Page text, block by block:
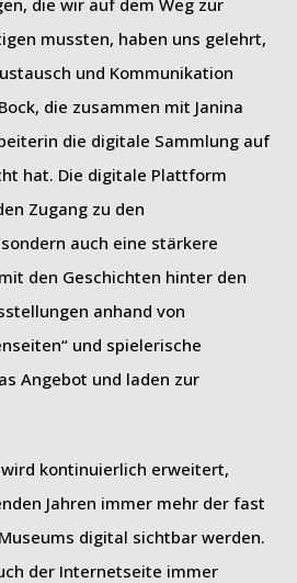
die wir auf dem Weg zur
mussten, haben uns gelehrt,
und Kommunikation
die zusammen mit Janina
die digitale Sammlung auf
hat. Die digitale Plattform
Zugang zu den
auch eine stärkere
den Geschichten hinter den
anhand von
und spielerische
Angebot und laden zur
kontinuierlich erweitert,
Jahren immer mehr der fast
digital sichtbar werden.
der Internetseite immer